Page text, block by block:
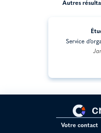
Autres
Service
Votre contact